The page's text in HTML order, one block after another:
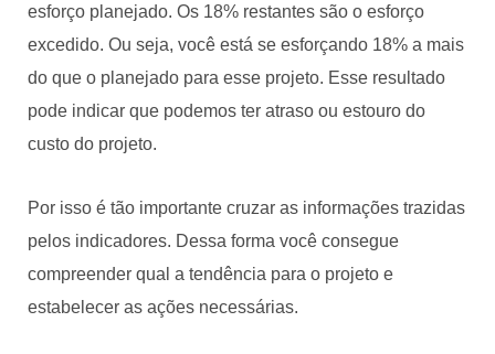
esforço planejado. Os 18% restantes são o esforço
excedido. Ou seja, você está se esforçando 18% a mais
do que o planejado para esse projeto. Esse resultado
pode indicar que podemos ter atraso ou estouro do
custo do projeto.
Por isso é tão importante cruzar as informações trazidas
pelos indicadores. Dessa forma você consegue
compreender qual a tendência para o projeto e
estabelecer as ações necessárias.